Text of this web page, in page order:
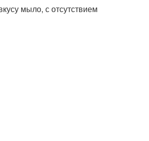
мыло, с отсутствием